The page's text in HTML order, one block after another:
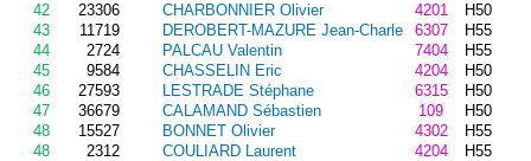
42
23306 CHARBONNIER Olivier 4201
H50
43
11719 DEROBERT-MAZURE Jean-Charle 6307
H55
44
2724 PALCAU Valentin 7404
H55
45
9584 CHASSELIN Eric 4204
H50
46
27593 LESTRADE Stéphane 6315
H50
47
36679 CALAMAND Sébastien 109
H50
48
15527 BONNET Olivier 4302
H55
48
2312 COULIARD Laurent 4204
H55